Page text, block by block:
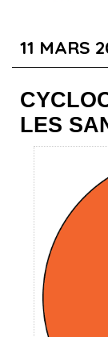
11 MARS
LES